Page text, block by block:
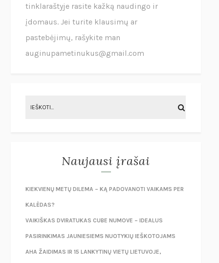
tinklaraštyje rasite kažką naudingo ir
įdomaus. Jei turite klausimų ar
pastebėjimų, rašykite man
auginupametinukus@gmail.com
Naujausi įrašai
KIEKVIENŲ METŲ DILEMA – KĄ PADOVANOTI VAIKAMS PER
KALĖDAS?
VAIKIŠKAS DVIRATUKAS CUBE NUMOVE – IDEALUS
PASIRINKIMAS JAUNIESIEMS NUOTYKIŲ IEŠKOTOJAMS
AHA ŽAIDIMAS IR 15 LANKYTINŲ VIETŲ LIETUVOJE,